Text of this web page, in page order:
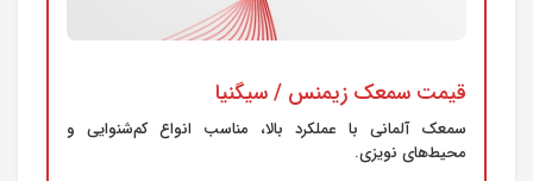
قیمت سمعک زیمنس / سیگنیا
سمعک آلمانی با عملکرد بالا، مناسب انواع کم‌شنوایی و
محیط‌های نویزی.